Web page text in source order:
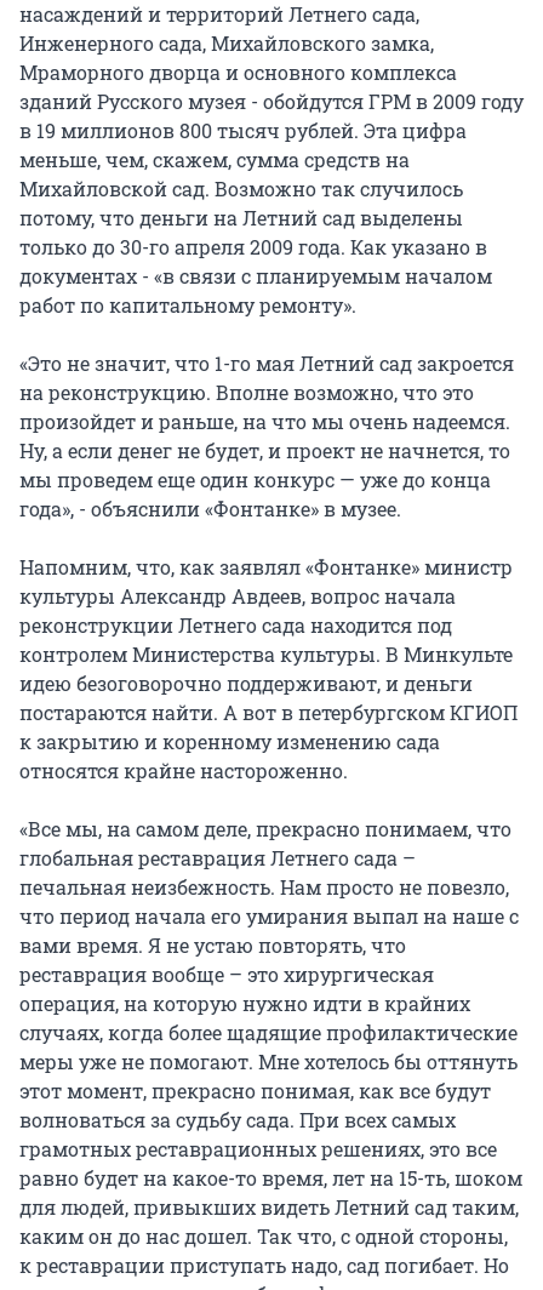
насаждений и территорий Летнего сада,
Инженерного сада, Михайловского замка,
Мраморного дворца и основного комплекса
зданий Русского музея - обойдутся ГРМ в 2009 году
в 19 миллионов 800 тысяч рублей. Эта цифра
меньше, чем, скажем, сумма средств на
Михайловской сад. Возможно так случилось
потому, что деньги на Летний сад выделены
только до 30-го апреля 2009 года. Как указано в
документах - «в связи с планируемым началом
работ по капитальному ремонту».
«Это не значит, что 1-го мая Летний сад закроется
на реконструкцию. Вполне возможно, что это
произойдет и раньше, на что мы очень надеемся.
Ну, а если денег не будет, и проект не начнется, то
мы проведем еще один конкурс — уже до конца
года», - объяснили «Фонтанке» в музее.
Напомним, что, как заявлял «Фонтанке» министр
культуры Александр Авдеев, вопрос начала
реконструкции Летнего сада находится под
контролем Министерства культуры. В Минкульте
идею безоговорочно поддерживают, и деньги
постараются найти. А вот в петербургском КГИОП
к закрытию и коренному изменению сада
относятся крайне настороженно.
«Все мы, на самом деле, прекрасно понимаем, что
глобальная реставрация Летнего сада –
печальная неизбежность. Нам просто не повезло,
что период начала его умирания выпал на наше с
вами время. Я не устаю повторять, что
реставрация вообще – это хирургическая
операция, на которую нужно идти в крайних
случаях, когда более щадящие профилактические
меры уже не помогают. Мне хотелось бы оттянуть
этот момент, прекрасно понимая, как все будут
волноваться за судьбу сада. При всех самых
грамотных реставрационных решениях, это все
равно будет на какое-то время, лет на 15-ть, шоком
для людей, привыкших видеть Летний сад таким,
каким он до нас дошел. Так что, с одной стороны,
к реставрации приступать надо, сад погибает. Но